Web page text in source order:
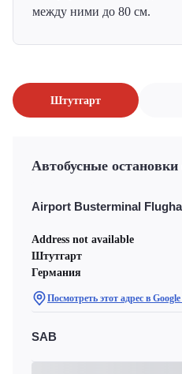
между ними до 80 см.
Штутгарт
Автобусные
Airport Busterminal Flugha
Address not available
Штутгарт
Германия
Посмотреть этот адрес в
SAB